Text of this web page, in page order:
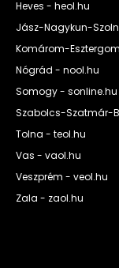
Heves - heol.hu
Jász-Nagykun-
Komárom-
Nógrád - nool.hu
Somogy - sonline.hu
Szabolcs-Szatmár-
Tolna - teol.hu
Vas - vaol.hu
Veszprém - veol.hu
Zala - zaol.hu